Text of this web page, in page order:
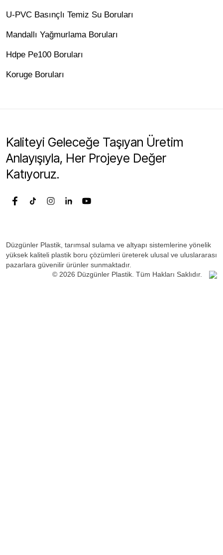
U-PVC Basınçlı Temiz Su Boruları
Mandallı Yağmurlama Boruları
Hdpe Pe100 Boruları
Koruge Boruları
Kaliteyi Geleceğe Taşıyan Üretim
Anlayışıyla, Her Projeye Değer
Katıyoruz.
Düzgünler Plastik, tarımsal sulama ve altyapı sistemlerine yönelik
yüksek kaliteli plastik boru çözümleri üreterek ulusal ve uluslararası
pazarlara güvenilir ürünler sunmaktadır.
© 2026 Düzgünler Plastik. Tüm Hakları Saklıdır.